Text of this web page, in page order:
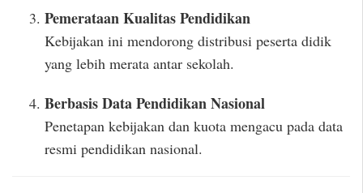
Pemerataan Kualitas Pendidikan
Kebijakan ini mendorong distribusi peserta didik
yang lebih merata antar sekolah.
Berbasis Data Pendidikan Nasional
Penetapan kebijakan dan kuota mengacu pada data
resmi pendidikan nasional.